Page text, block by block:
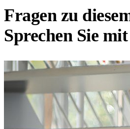
Fragen zu
Sprechen Sie